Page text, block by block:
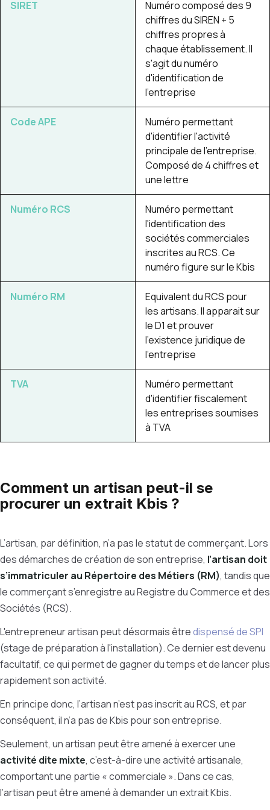
SIRET
Numéro composé des 9
chiffres du SIREN + 5
chiffres propres à
chaque établissement. Il
s'agit du numéro
d'identification de
l'entreprise
Code APE
Numéro permettant
d'identifier l'activité
principale de l'entreprise.
Composé de 4 chiffres et
une lettre
Numéro RCS
Numéro permettant
l'identification des
sociétés commerciales
inscrites au RCS. Ce
numéro figure sur le Kbis
Numéro RM
Equivalent du RCS pour
les artisans. Il apparait sur
le D1 et prouver
l'existence juridique de
l'entreprise
TVA
Numéro permettant
d'identifier fiscalement
les entreprises soumises
à TVA
Comment un artisan peut-il se
procurer un extrait Kbis ?
L’artisan, par définition, n’a pas le statut de commerçant. Lors
des démarches de création de son entreprise, l’artisan doit
s’immatriculer au Répertoire des Métiers (RM), tandis que
le commerçant s’enregistre au Registre du Commerce et des
Sociétés (RCS).
L'entrepreneur artisan peut désormais êtredispensé de SPI
(stage de préparation à l'installation). Ce dernier est devenu
facultatif, ce qui permet de gagner du temps et de lancer plus
rapidement son activité.
En principe donc, l’artisan n’est pas inscrit au RCS, et par
conséquent, il n’a pas de Kbis pour son entreprise.
Seulement, un artisan peut être amené à exercer une
activité dite mixte, c’est-à-dire une activité artisanale,
comportant une partie « commerciale ». Dans ce cas,
l’artisan peut être amené à demander un extrait Kbis.